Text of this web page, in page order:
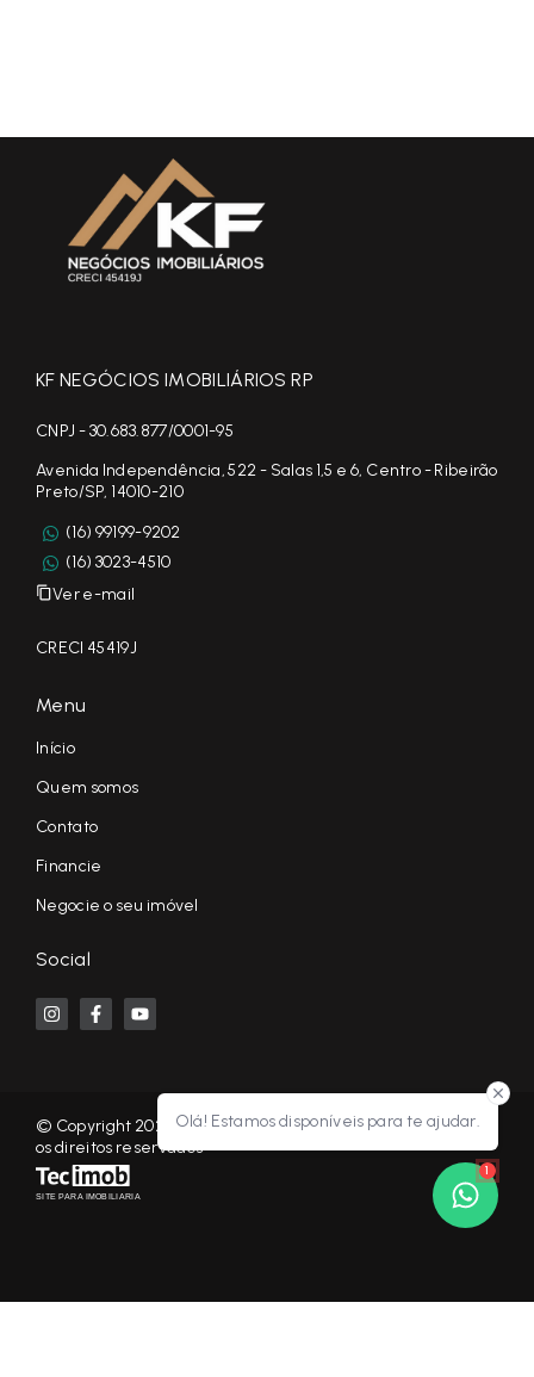
Olá! Estamos disponíveis para te ajudar.
1
KF NEGÓCIOS IMOBILIÁRIOS RP
CNPJ - 30.683.877/0001-95
Avenida Independência, 522 - Salas 1,5 e 6, Centro - Ribeirão
Preto/SP, 14010-210
(16) 99199-9202
(16) 3023-4510
Ver e-mail
CRECI 45419J
Menu
Início
Quem somos
Contato
Financie
Negocie o seu imóvel
Social
© Copyright 2026 - KF NEGÓCIOS IMOBILIÁRIOS RP - Todos
os direitos reservados
SITE PARA IMOBILIARIA